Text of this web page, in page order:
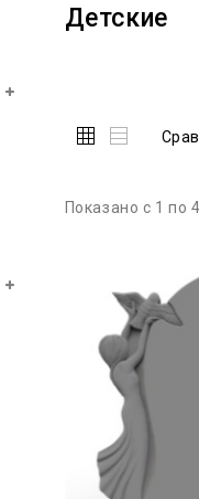
Детские
Показано с 1 по